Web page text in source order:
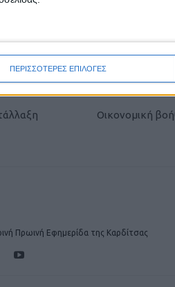
ΠΕΡΙΣΣΟΤΕΡΕΣ ΕΠΙΛΟΓΕΣ
ΝΕΟΣ ΑΓΩΝ στο
περιοχή της Καρδίτσας και
Οικονομική
Πρωινή Εφημερίδα της Καρδίτσας